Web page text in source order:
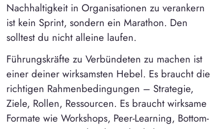
Nachhaltigkeit in Organisationen zu verankern
ist kein Sprint, sondern ein Marathon. Den
solltest du nicht alleine laufen.
Führungskräfte zu Verbündeten zu machen ist
einer deiner wirksamsten Hebel. Es braucht die
richtigen Rahmenbedingungen – Strategie,
Ziele, Rollen, Ressourcen. Es braucht wirksame
Formate wie Workshops, Peer-Learning, Bottom-